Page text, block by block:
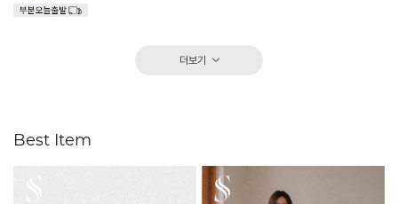
더보기
Best Item